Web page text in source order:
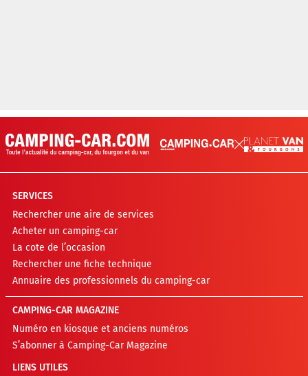
SERVICES
Rechercher une aire de services
Acheter un camping-car
La cote de l’occasion
Rechercher une fiche technique
Annuaire des professionnels du camping-car
CAMPING-CAR MAGAZINE
Numéro en kiosque et anciens numéros
S’abonner à Camping-Car Magazine
LIENS UTILES